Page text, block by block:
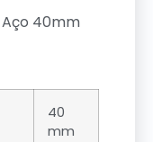
40mm
40
mm